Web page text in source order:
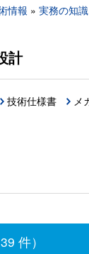
情報 実務の知識
計
技術仕様書 メ
件）